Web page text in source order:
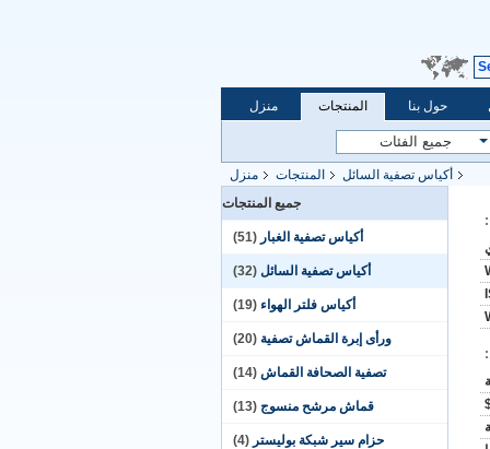
منزل المنتجات حول بنا
منزل المنتجات أكياس تصفية السائل
جميع المنتجات
أكياس تصفية الغبار (51)
أكياس تصفية السائل (32)
أكياس فلتر الهواء (19)
ورأى إبرة القماش تصفية (20)
تصفية الصحافة القماش (14)
قماش مرشح منسوج (13)
حزام سير شبكة بوليستر (4)